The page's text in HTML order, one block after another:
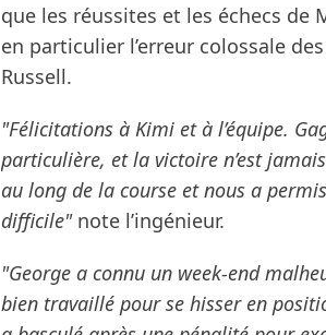
que les réussites et les échecs de
en particulier l’erreur colossale
Russell.
"Félicitations à Kimi et à l’équipe.
particulière, et la victoire n’est
au long de la course et nous a
difficile"note l’ingénieur.
"George a connu un week-end
bien travaillé pour se hisser en